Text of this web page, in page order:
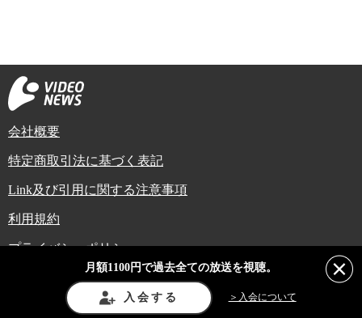
会社概要
特定商取引法に基づく表記
Link及び引用に関する注意事項
利用規約
プライバシーポリシー
Copyright (C) Video News Network. All rights reserved.
ビデオニュースに記載している記事、写真及び動画などは日本の著作権法や国
際条約などで保護されています。著作権者の承諾を得ずに転載や再利用するこ
とは禁じられています。
月額1100円で過去全ての放送を視聴。
入会する ＞入会について